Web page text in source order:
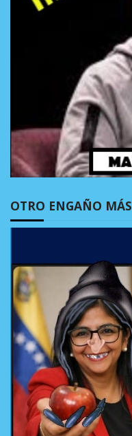
OTRO ENGAÑO MÁS